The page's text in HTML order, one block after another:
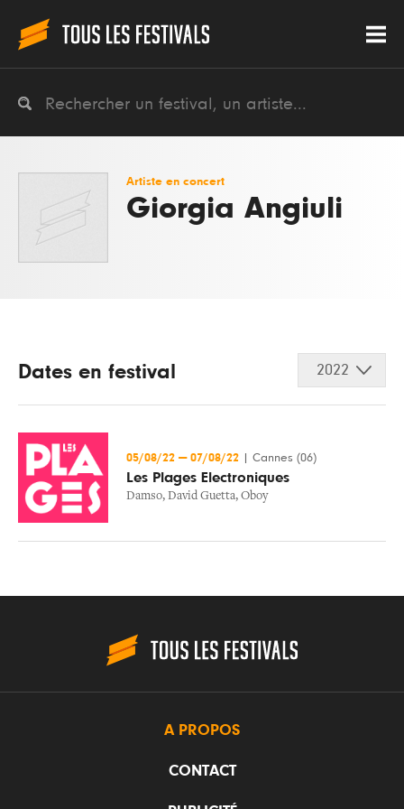
Artiste en concert
Giorgia Angiuli
Dates en festival 2022
05/08/22 — 07/08/22 Cannes (06)
Les Plages Electroniques
Damso, David Guetta, Oboy
A PROPOS
CONTACT